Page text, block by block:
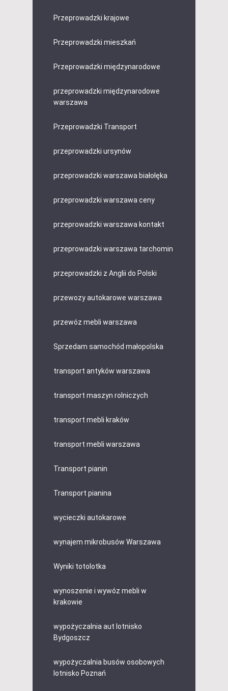
Przeprowadzki krajowe
Przeprowadzki mieszkań
Przeprowadzki międzynarodowe
przeprowadzki międzynarodowe
warszawa
Przeprowadzki Transport
przeprowadzki ursynów
przeprowadzki warszawa białołęka
przeprowadzki warszawa ceny
przeprowadzki warszawa kontakt
przeprowadzki warszawa tarchomin
przeprowadzki z Anglii do Polski
przewozy autokarowe warszawa
przewóz mebli warszawa
Sprzedam samochód małopolska
transport antyków warszawa
transport maszyn rolniczych
transport mebli kraków
transport mebli warszawa
Transport pianin
Transport pianina
wycieczki autokarowe
wynajem mikrobusów Warszawa
Wyniki totolotka
wynoszenie i wywóz mebli w
krakowie
wypożyczalnia aut lotnisko
Bydgoszcz
wypożyczalnia busów osobowych
lotnisko Poznań